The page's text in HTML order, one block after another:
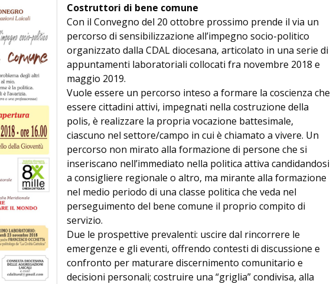
Costruttori di bene comune
Con il Convegno del 20 ottobre prossimo prende il via un
percorso di sensibilizzazione all’impegno socio-politico
organizzato dalla CDAL diocesana, articolato in una serie di
appuntamenti laboratoriali collocati fra novembre 2018 e
maggio 2019.
Vuole essere un percorso inteso a formare la coscienza che
essere cittadini attivi, impegnati nella costruzione della
polis, è realizzare la propria vocazione battesimale,
ciascuno nel settore/campo in cui è chiamato a vivere. Un
percorso non mirato alla formazione di persone che si
inseriscano nell’immediato nella politica attiva candidandosi
a consigliere regionale o altro, ma mirante alla formazione
nel medio periodo di una classe politica che veda nel
perseguimento del bene comune il proprio compito di
servizio.
Due le prospettive prevalenti: uscire dal rincorrere le
emergenze e gli eventi, offrendo contesti di discussione e
confronto per maturare discernimento comunitario e
decisioni personali; costruire una “griglia” condivisa, alla